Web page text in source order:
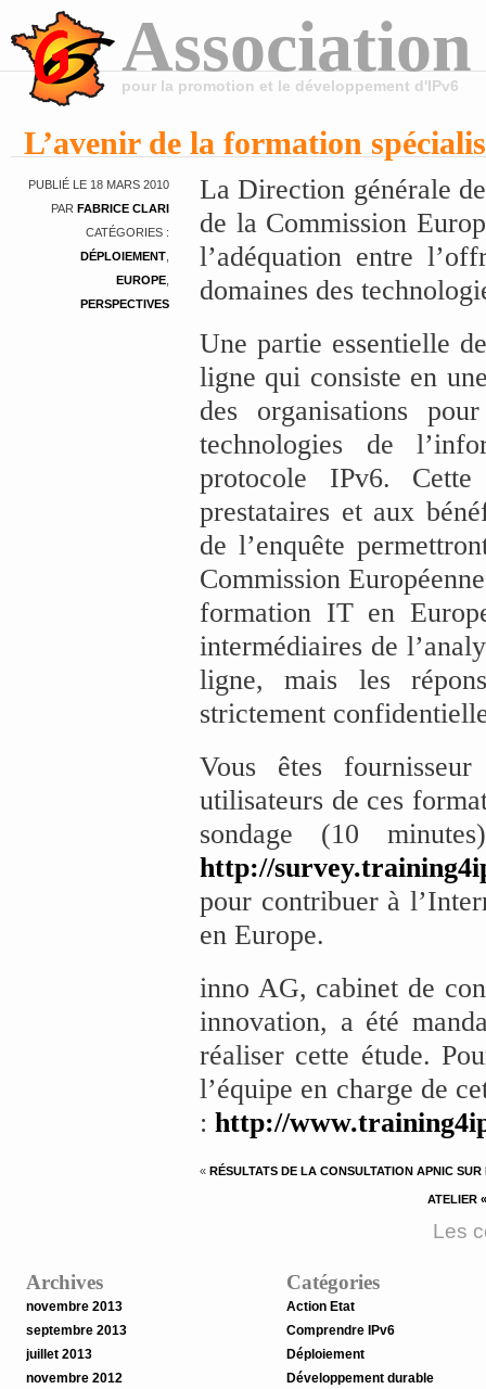
pour la promotion et le développement d'IPv6
L’avenir de la formation
PUBLIÉ LE 18 MARS 2010
PAR FABRICE CLARI
CATÉGORIES :
DÉPLOIEMENT
EUROPE
PERSPECTIVES
La Direction générale
de la Commission
l’adéquation entre
domaines des
Une partie essentielle
ligne qui consiste en
des organisations
technologies de
protocole IPv6.
prestataires et aux
de l’enquête
Commission
formation IT en
intermédiaires de
ligne, mais les
strictement
Vous êtes
utilisateurs de ces
sondage (10
http://
pour contribuer à
en Europe.
inno AG, cabinet de
innovation, a été
réaliser cette étude.
l’équipe en charge de
: http://
« RÉSULTATS DE LA CONSULTATION APNIC
ATELIER
Les
Archives
novembre 2013
septembre 2013
juillet 2013
novembre 2012
Catégories
Action Etat
Comprendre IPv6
Déploiement
Développement durable